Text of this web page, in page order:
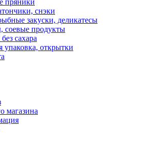
пряники
снэки
закуски, деликатесы
соевые продукты
сахара
упаковка, открытки
магазина